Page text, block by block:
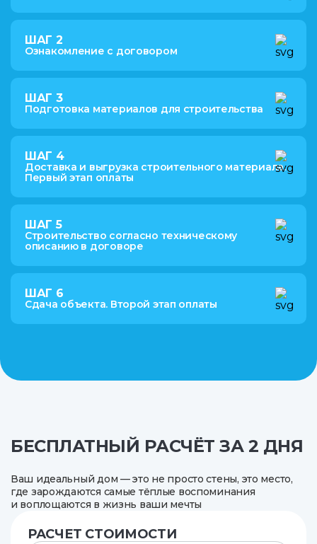
ШАГ 2
Ознакомление с договором
ШАГ 3
Подготовка материалов для строительства
ШАГ 4
Доставка и выгрузка строительного материала.
Первый этап оплаты
ШАГ 5
Строительство согласно техническому
описанию в договоре
ШАГ 6
Сдача объекта. Второй этап оплаты
БЕСПЛАТНЫЙ РАСЧЁТ ЗА 2 ДНЯ
Ваш идеальный дом — это не просто стены, это место,
где зарождаются самые тёплые воспоминания
и воплощаются в жизнь ваши мечты
РАСЧЕТ СТОИМОСТИ